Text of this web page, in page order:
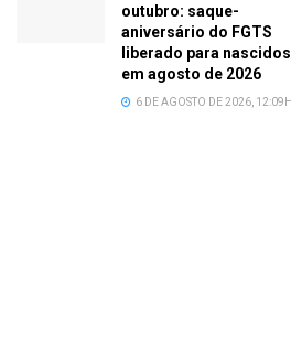
outubro: saque-
aniversário do FGTS
liberado para nascidos
em agosto de 2026
6 DE AGOSTO DE 2026, 12:09H